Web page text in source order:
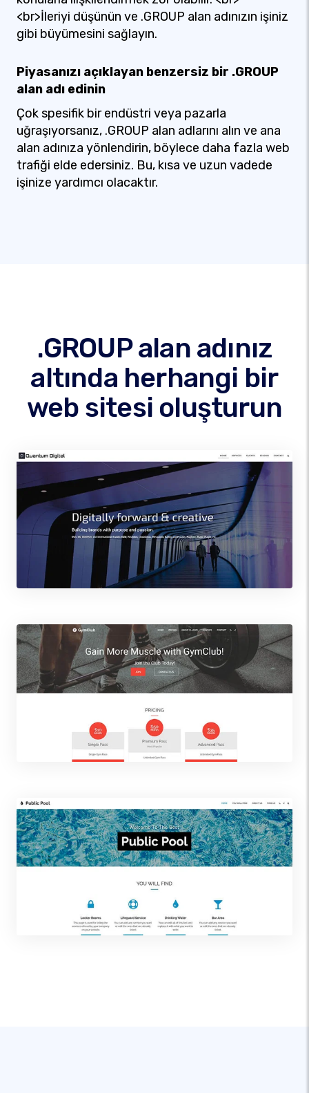
<br>İleriyi düşünün ve .GROUP alan adınızın işiniz
gibi büyümesini sağlayın.
Piyasanızı açıklayan benzersiz bir .GROUP
alan adı edinin
Çok spesifik bir endüstri veya pazarla
uğraşıyorsanız, .GROUP alan adlarını alın ve ana
alan adınıza yönlendirin, böylece daha fazla web
trafiği elde edersiniz. Bu, kısa ve uzun vadede
işinize yardımcı olacaktır.
.GROUP alan adınız
altında herhangi bir
web sitesi oluşturun